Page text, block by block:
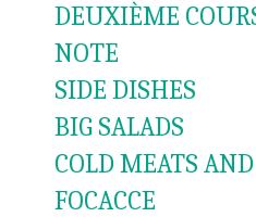
DEUXIÈME
NOTE
SIDE DISHES
BIG SALADS
COLD MEATS
FOCACCE